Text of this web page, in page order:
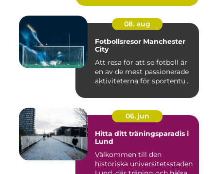
08. aug
Fotbollsresor Manchester
City
Att resa för att se fotboll är
en av de mest passionerade
aktiviteterna för sportentu...
06. jun
Hitta ditt träningsparadis i
Lund
Välkommen till den
historiska universitetsstaden